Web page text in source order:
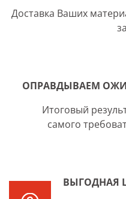
Доставка Ваших
ОПРАВДЫВАЕМ
Итоговый
самого
ВЫГОДНАЯ